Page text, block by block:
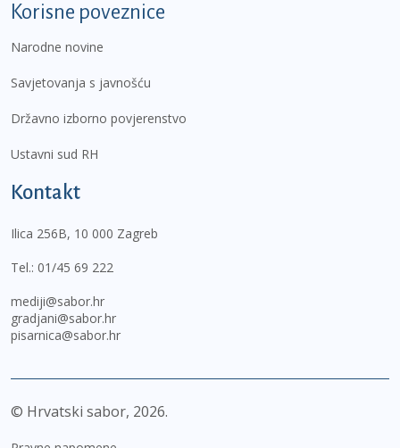
Korisne poveznice
Narodne novine
Savjetovanja s javnošću
Državno izborno povjerenstvo
Ustavni sud RH
Kontakt
Ilica 256B, 10 000 Zagreb
Tel.: 01/45 69 222
mediji@sabor.hr
gradjani@sabor.hr
pisarnica@sabor.hr
© Hrvatski sabor, 2026